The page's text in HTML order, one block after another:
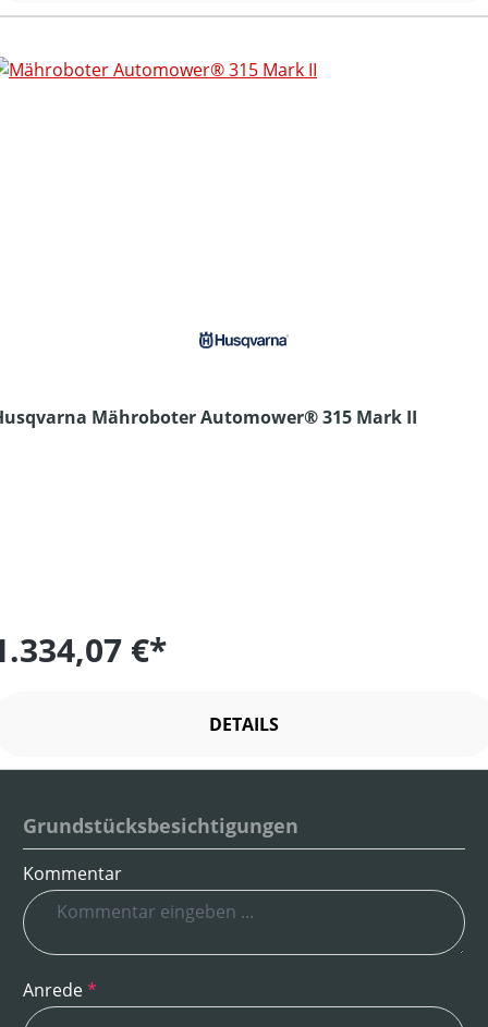
Mähroboter Automower® 315 Mark II
€*
DETAILS
Grundstücksbesichtigungen
Kommentar
Anrede*